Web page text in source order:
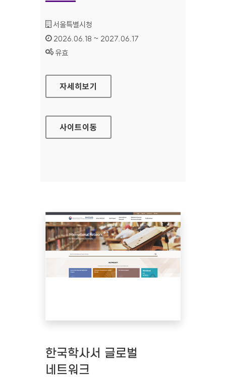
기관명 :
서울특별시청
인증기간 :
2026.06.18 ~ 2027.06.17
상태 :
유효
서울특별시 도로굴착복구시스템
자세히보기
사이트이동
한국학사서 글로벌
네트워크